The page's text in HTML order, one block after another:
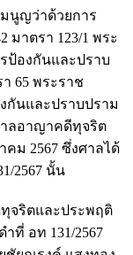
นูญว่าด้วยการ
มาตรา 123/1 พระ
ป้องกันและปราบ
65 พระราช
นและปราบปราม
าลอาญาคดีทุจริต
ม 2567 ซึ่งศาลได้
2567 นั้น
จริตและประพฤติ
ที่ อท 131/2567